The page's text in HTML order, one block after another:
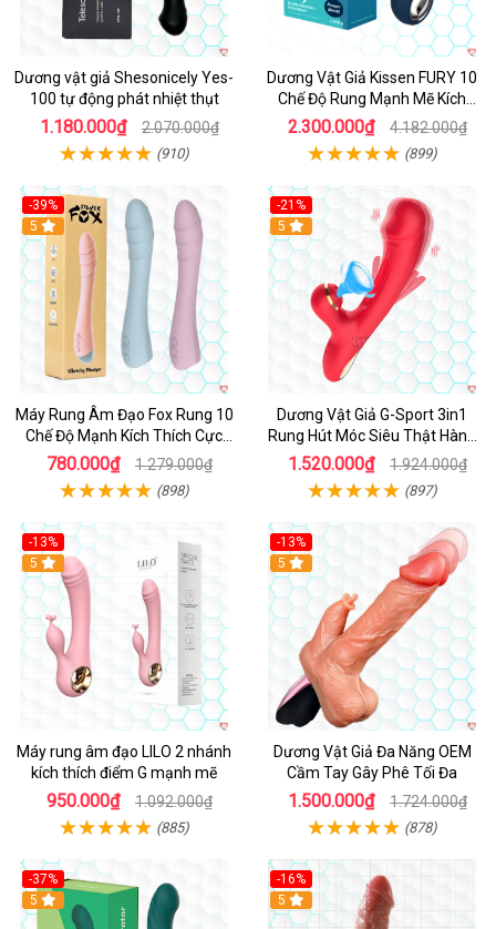
Dương vật giả Shesonicely Yes-
100 tự động phát nhiệt thụt
1.180.000₫ 2.070.000₫
(910)
Dương Vật Giả Kissen FURY 10
Chế Độ Rung Mạnh Mẽ Kích
Thích
2.300.000₫ 4.182.000₫
(899)
-39%
Hot
5
Máy Rung Âm Đạo Fox Rung 10
Chế Độ Mạnh Kích Thích Cực
Sướng
780.000₫ 1.279.000₫
(898)
-21%
Hot
5
Dương Vật Giả G-Sport 3in1
Rung Hút Móc Siêu Thật Hàng
Hot
1.520.000₫ 1.924.000₫
(897)
-13%
Hot
5
Máy rung âm đạo LILO 2 nhánh
kích thích điểm G mạnh mẽ
950.000₫ 1.092.000₫
(885)
-13%
Hot
5
Dương Vật Giả Đa Năng OEM
Cầm Tay Gây Phê Tối Đa
1.500.000₫ 1.724.000₫
(878)
-37%
Hot
5
-16%
Hot
5